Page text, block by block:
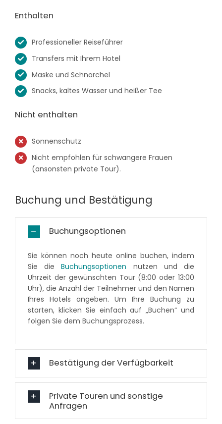
Enthalten
Professioneller Reiseführer
Transfers mit Ihrem Hotel
Maske und Schnorchel
Snacks, kaltes Wasser und heißer Tee
Nicht enthalten
Sonnenschutz
Nicht empfohlen für schwangere Frauen
(ansonsten private Tour).
Buchung und Bestätigung
Buchungsoptionen
Sie können noch heute online buchen, indem
Sie dieBuchungsoptionen nutzen und die
Uhrzeit der gewünschten Tour (8:00 oder 13:00
Uhr), die Anzahl der Teilnehmer und den Namen
Ihres Hotels angeben. Um Ihre Buchung zu
starten, klicken Sie einfach auf „Buchen“ und
folgen Sie dem Buchungsprozess.
Bestätigung der Verfügbarkeit
Private Touren und sonstige
Anfragen